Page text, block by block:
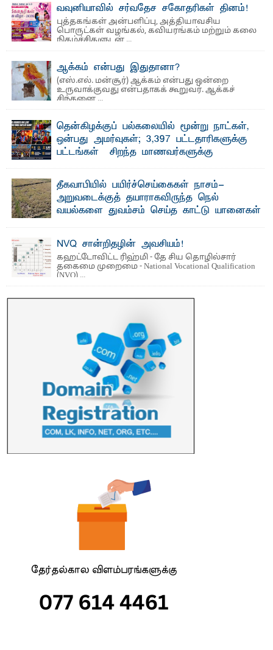
வவுனியாவில் சர்வதேச சகோதரிகள் தினம்!
புத்தகங்கள் அன்பளிப்பு, அத்தியாவசிய
பொருட்கள் வழங்கல், கவியரங்கம் மற்றும் கலை
நிகழ்ச்சிகளுடன் ...
ஆக்கம் என்பது இதுதானா?
(எஸ்.எல். மன்சூர்) ஆக்கம் என்பது ஒன்றை
உருவாக்குவது என்பதாகக் கூறுவர். ஆக்கச்
சிந்தனை ...
தென்கிழக்குப் பல்கலையில் மூன்று நாட்கள்,
ஒன்பது அமர்வுகள்; 3,397 பட்டதாரிகளுக்கு
பட்டங்கள் – சிறந்த மாணவர்களுக்கு
மற்றும் சிறப்புப் பரிசுகள்
எம்.வை. அமீர்- ஒ லுவிலில் அமைந்துள்ள தென்கிழக்குப்
பல்கலைக்கழகத்தின் 18ஆவது பொதுப் பட்டமளிப்பு விழா ...
தீகவாபியில் பயிர்ச்செய்கைகள் நாசம்-
அறுவடைக்குத் தயாராகவிருந்த நெல்
வயல்களை துவம்சம் செய்த காட்டு யானைகள்
காணப்பட்ட பல ...NVQ சான்றிதழின் அவசியம்!
கஹட்டோவிட்ட ரிஹ்மி - தே சிய தொழில்சார்
தகைமை முறைமை - National Vocational Qualification
(NVQ) ...